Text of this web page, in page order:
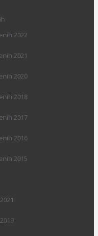
2022
2021
2020
2018
2017
2016
2015